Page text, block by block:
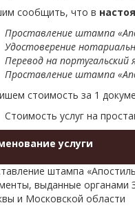
сообщить, что в
Проставление штампа
Удостоверение
Перевод на португальский
Проставление штампа
стоимость за 1
Стоимость услуг на
услуги
штампа
выданные органами
и Московской области